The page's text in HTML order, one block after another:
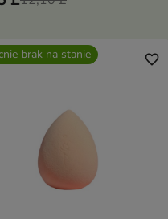
brak na stanie favorite_border